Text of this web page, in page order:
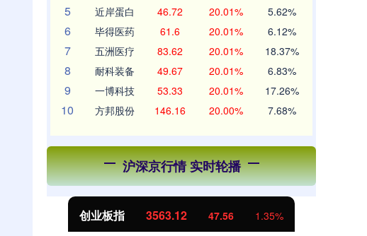
5 近岸蛋白 46.72 20.01% 5.62%
6 毕得医药 61.6 20.01% 6.12%
7 五洲医疗 83.62 20.01% 18.37%
8 耐科装备 49.67 20.01% 6.83%
9 一博科技 53.33 20.01% 17.26%
10 方邦股份 146.16 20.00% 7.68%
沪深京行情 实时轮播
创业板指 3563.12 47.56 1.35%